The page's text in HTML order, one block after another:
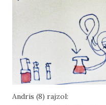
Andris (8) rajzol: